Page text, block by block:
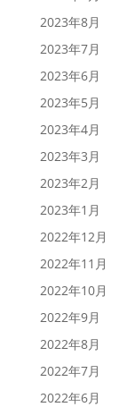
2023年8月
2023年7月
2023年6月
2023年5月
2023年4月
2023年3月
2023年2月
2023年1月
2022年12月
2022年11月
2022年10月
2022年9月
2022年8月
2022年7月
2022年6月